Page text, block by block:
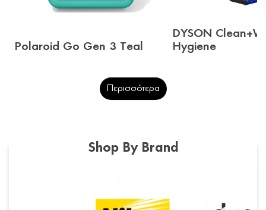
Polaroid Go Gen 3 Teal
DYSON
Hygiene
Περισσότερα
Shop By Brand